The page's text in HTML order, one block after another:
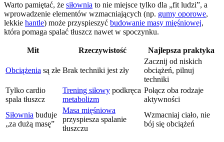
Warto pamiętać, że siłownia to nie miejsce tylko dla „fit ludzi”, a
wprowadzenie elementów wzmacniających (np. gumy oporowe,
lekkie hantle) może przyspieszyć budowanie masy mięśniowej,
która pomaga spalać tłuszcz nawet w spoczynku.
Mit Rzeczywistość Najlepsza praktyka
Obciążenia są złe Brak techniki jest zły
Zacznij od niskich
obciążeń, pilnuj
techniki
Tylko cardio
spala tłuszcz
Trening siłowy podkręca
metabolizm
Połącz oba rodzaje
aktywności
Siłownia buduje
„za dużą masę”
Masa mięśniowa
przyspiesza spalanie
tłuszczu
Wzmacniaj ciało, nie
bój się obciążeń